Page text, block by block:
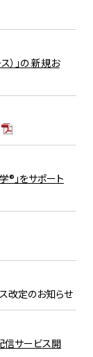
）」の 新規お
®」をサポート
改定のお知らせ
信サービス開